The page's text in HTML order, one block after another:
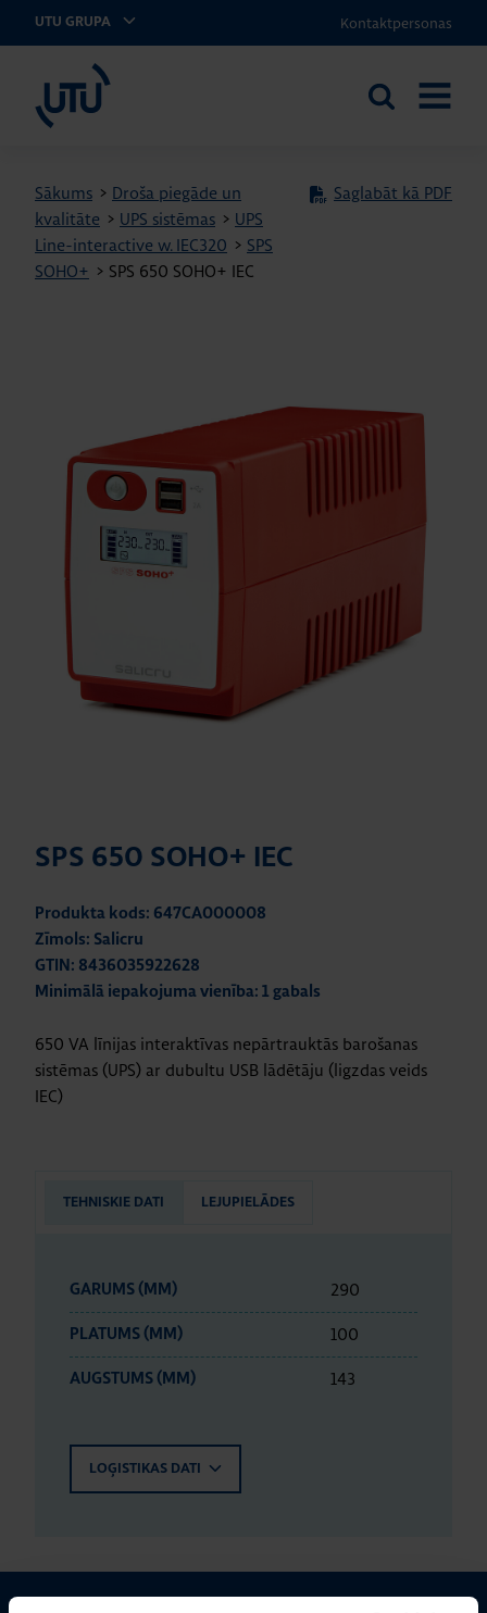
UTU GRUPA Kontaktpersonas
Meklēt
Sākums > Droša piegāde un
kvalitāte > UPS sistēmas > UPS
Line-interactive w. IEC320 > SPS
SOHO+ > SPS 650 SOHO+ IEC
Saglabāt kā PDF
SPS 650 SOHO+ IEC
Produkta kods: 647CA000008
Zīmols: Salicru
GTIN: 8436035922628
Minimālā iepakojuma vienība: 1 gabals
650 VA līnijas interaktīvas nepārtrauktās barošanas
sistēmas (UPS) ar dubultu USB lādētāju (ligzdas veids
IEC)
TEHNISKIE DATI LEJUPIELĀDES
GARUMS (MM) 290
PLATUMS (MM) 100
AUGSTUMS (MM) 143
LOĢISTIKAS DATI